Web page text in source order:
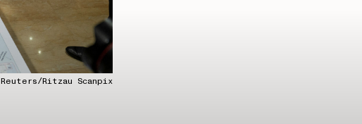
Reuters/Ritzau Scanpix